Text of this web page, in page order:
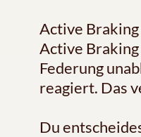
Active
Active
Federung
reagiert. Das
Du